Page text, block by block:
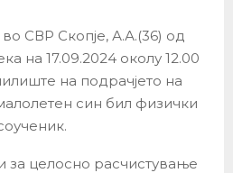
во СВР Скопје, А.А.(36) од
на 17.09.2024 околу 12.00
на подрачјето на
син бил физички
за целосно расчистување